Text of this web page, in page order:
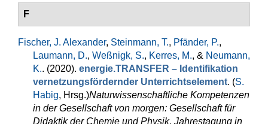
F
Fischer, J. Alexander, Steinmann, T., Pfänder, P.,
Laumann, D., Weßnigk, S., Kerres, M., & Neumann,
K.. (2020). energie.TRANSFER – Identifikation
vernetzungsfördernder Unterrichtselement. (S.
Habig, Hrsg.)Naturwissenschaftliche Kompetenzen
in der Gesellschaft von morgen: Gesellschaft für
Didaktik der Chemie und Physik, Jahrestagung in